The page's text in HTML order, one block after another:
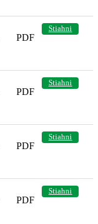
PDF
Stiahni
PDF
Stiahni
PDF
Stiahni
PDF
Stiahni